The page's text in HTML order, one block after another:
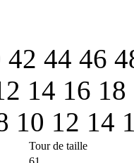
42 44 46
14 16 18
10 12 14
Tour de taille